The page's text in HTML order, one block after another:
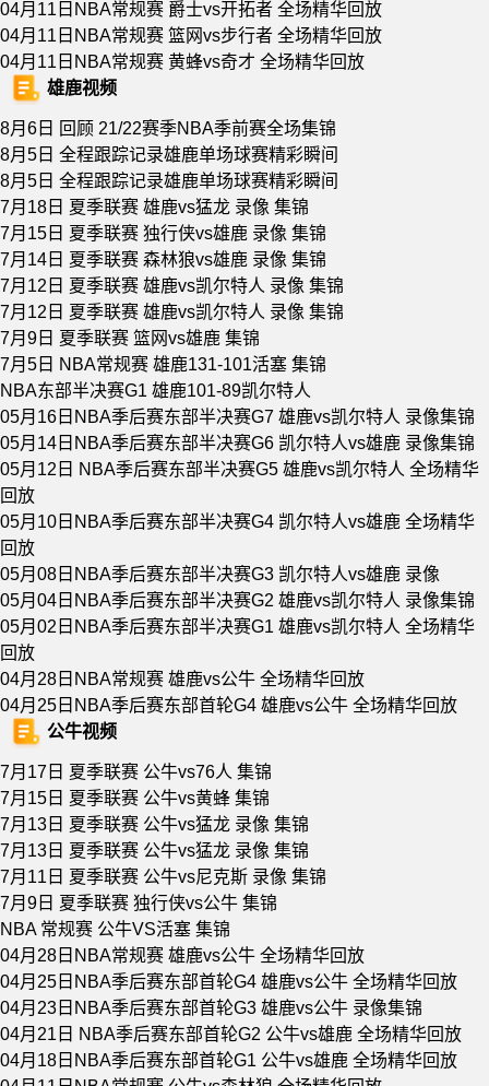
04月11日NBA常规赛 爵士vs开拓者 全场精华回放
04月11日NBA常规赛 篮网vs步行者 全场精华回放
04月11日NBA常规赛 黄蜂vs奇才 全场精华回放
雄鹿视频
8月6日 回顾 21/22赛季NBA季前赛全场集锦
8月5日 全程跟踪记录雄鹿单场球赛精彩瞬间
8月5日 全程跟踪记录雄鹿单场球赛精彩瞬间
7月18日 夏季联赛 雄鹿vs猛龙 录像 集锦
7月15日 夏季联赛 独行侠vs雄鹿 录像 集锦
7月14日 夏季联赛 森林狼vs雄鹿 录像 集锦
7月12日 夏季联赛 雄鹿vs凯尔特人 录像 集锦
7月12日 夏季联赛 雄鹿vs凯尔特人 录像 集锦
7月9日 夏季联赛 篮网vs雄鹿 集锦
7月5日 NBA常规赛 雄鹿131-101活塞 集锦
NBA东部半决赛G1 雄鹿101-89凯尔特人
05月16日NBA季后赛东部半决赛G7 雄鹿vs凯尔特人 录像集锦
05月14日NBA季后赛东部半决赛G6 凯尔特人vs雄鹿 录像集锦
05月12日 NBA季后赛东部半决赛G5 雄鹿vs凯尔特人 全场精华
回放
05月10日NBA季后赛东部半决赛G4 凯尔特人vs雄鹿 全场精华
回放
05月08日NBA季后赛东部半决赛G3 凯尔特人vs雄鹿 录像
05月04日NBA季后赛东部半决赛G2 雄鹿vs凯尔特人 录像集锦
05月02日NBA季后赛东部半决赛G1 雄鹿vs凯尔特人 全场精华
回放
04月28日NBA常规赛 雄鹿vs公牛 全场精华回放
04月25日NBA季后赛东部首轮G4 雄鹿vs公牛 全场精华回放
公牛视频
7月17日 夏季联赛 公牛vs76人 集锦
7月15日 夏季联赛 公牛vs黄蜂 集锦
7月13日 夏季联赛 公牛vs猛龙 录像 集锦
7月13日 夏季联赛 公牛vs猛龙 录像 集锦
7月11日 夏季联赛 公牛vs尼克斯 录像 集锦
7月9日 夏季联赛 独行侠vs公牛 集锦
NBA 常规赛 公牛VS活塞 集锦
04月28日NBA常规赛 雄鹿vs公牛 全场精华回放
04月25日NBA季后赛东部首轮G4 雄鹿vs公牛 全场精华回放
04月23日NBA季后赛东部首轮G3 雄鹿vs公牛 录像集锦
04月21日 NBA季后赛东部首轮G2 公牛vs雄鹿 全场精华回放
04月18日NBA季后赛东部首轮G1 公牛vs雄鹿 全场精华回放